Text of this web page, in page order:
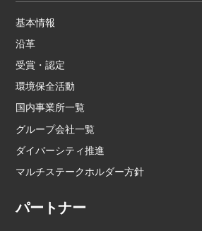
基本情報
沿革
受賞・認定
環境保全活動
国内事業所一覧
グループ会社一覧
ダイバーシティ推進
マルチステークホルダー方針
パートナー